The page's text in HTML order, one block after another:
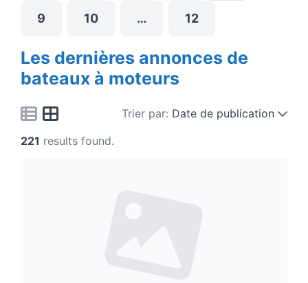
9 10 … 12
Les dernières annonces de
bateaux à moteurs
Trier par: Date de publication
221 results found.